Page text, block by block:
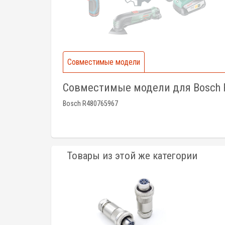
Совместимые модели
Совместимые модели для Bosch
Bosch R480765967
Товары из этой же категории